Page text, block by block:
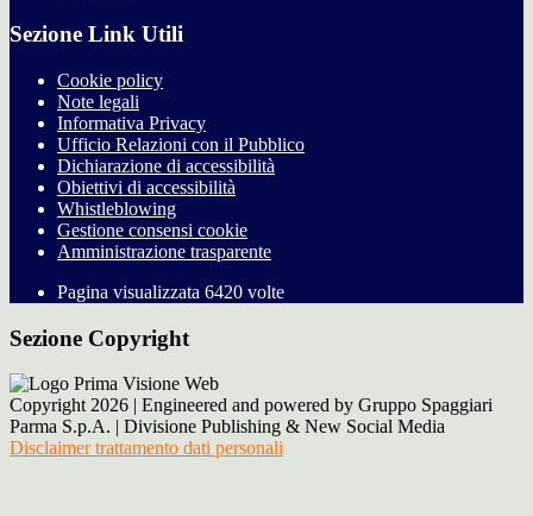
Sezione Link Utili
Cookie policy
Note legali
Informativa Privacy
Ufficio Relazioni con il Pubblico
Dichiarazione di accessibilità
Obiettivi di accessibilità
Whistleblowing
Gestione consensi cookie
Amministrazione trasparente
Pagina visualizzata 6420 volte
Sezione Copyright
Copyright 2026 | Engineered and powered by Gruppo Spaggiari
Parma S.p.A. | Divisione Publishing & New Social Media
Disclaimer trattamento dati personali